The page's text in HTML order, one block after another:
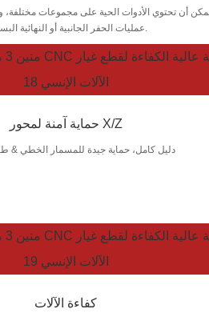
أن تحتوي الأدوات الحية على مجموعات
عمليات الحفر الجانبية أو النهائية البسيطة.
حماية آمنة لمحور X/Z
دليل كامل، حماية جيدة للمسمار الخطي &
كفاءة الآلات